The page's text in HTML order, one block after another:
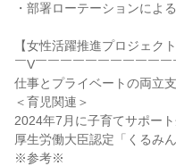
・部署ローテーションによ
【女性活躍推進プロジェク
￣V￣￣￣￣￣￣￣￣￣￣￣
仕事とプライベートの両立支
＜育児関連＞
2024年7月に子育てサポー
厚生労働大臣認定「くるみん
※参考※